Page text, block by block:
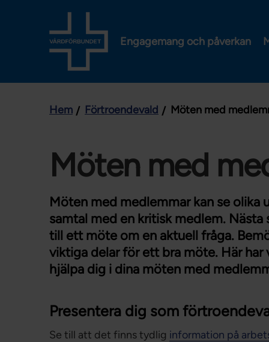
Engagemang och påverkan
Hem Förtroendevald Möten med
Möten med
Möten med medlemmar kan se olika
samtal med en kritisk medlem.
till ett möte om en aktuell fråga.
viktiga delar för ett bra möte. Här
hjälpa dig i dina möten med
Presentera dig som
Se till att det finns tydlig information på